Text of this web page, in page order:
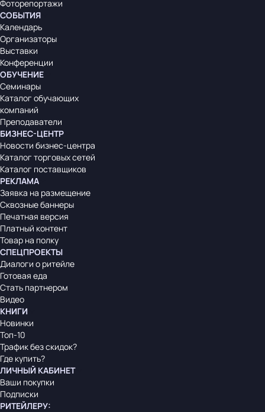
Фоторепортажи
СОБЫТИЯ
Календарь
Организаторы
Выставки
Конференции
ОБУЧЕНИЕ
Семинары
Каталог обучающих
компаний
Преподаватели
БИЗНЕС-ЦЕНТР
Новости бизнес-центра
Каталог торговых сетей
Каталог поставщиков
РЕКЛАМА
Заявка на размещение
Сквозные баннеры
Печатная версия
Платный контент
Товар на полку
СПЕЦПРОЕКТЫ
Диалоги о ритейле
Готовая еда
Стать партнером
Видео
КНИГИ
Новинки
Топ-10
Трафик без скидок?
Где купить?
ЛИЧНЫЙ КАБИНЕТ
Ваши покупки
Подписки
РИТЕЙЛЕРУ: